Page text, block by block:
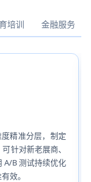
培训 金融服务
精准分层，制定
针对新老展商、
A/B 测试持续优化
效。